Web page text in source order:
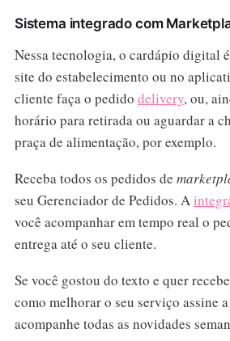
Sistema integrado com
Nessa tecnologia, o cardápio digital
site do estabelecimento ou no
cliente faça o pedido delivery, ou,
horário para retirada ou aguardar a
praça de alimentação, por exemplo.
Receba todos os pedidos de
seu Gerenciador de Pedidos. A
você acompanhar em tempo real o
entrega até o seu cliente.
Se você gostou do texto e quer
como melhorar o seu serviço assine
acompanhe todas as novidades